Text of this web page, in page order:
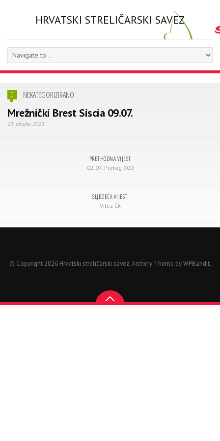
HRVATSKI STRELIČARSKI SAVEZ
0 NEKATEGORIZIRANO
Mrežnički Brest Siscia 09.07.
23. ožujka 2023
PRETHODNA VIJEST
02.07. Prelog 900
SLJEDEĆA VIJEST
Vitez Čk
© Copyright 2026 Hrvatski streličarski savez.Archery Theme byWPBandit.